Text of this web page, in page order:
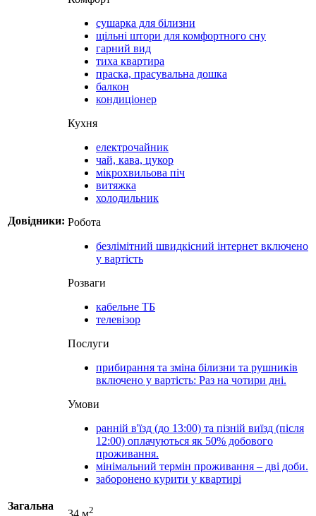
Довідники:
сушарка для білизни
щільні штори для комфортного сну
гарний вид
тиха квартира
праска, прасувальна дошка
балкон
кондиціонер
Кухня
електрочайник
чай, кава, цукор
мікрохвильова піч
витяжка
холодильник
Робота
безлімітний швидкісний інтернет включено
у вартість
Розваги
кабельне ТБ
телевізор
Послуги
прибирання та зміна білизни та рушників
включено у вартість: Раз на чотири дні.
Умови
ранній в'їзд (до 13:00) та пізній виїзд (після
12:00) оплачуються як 50% добового
проживання.
мінімальний термін проживання – дві доби.
заборонено курити у квартирі
Загальна
2